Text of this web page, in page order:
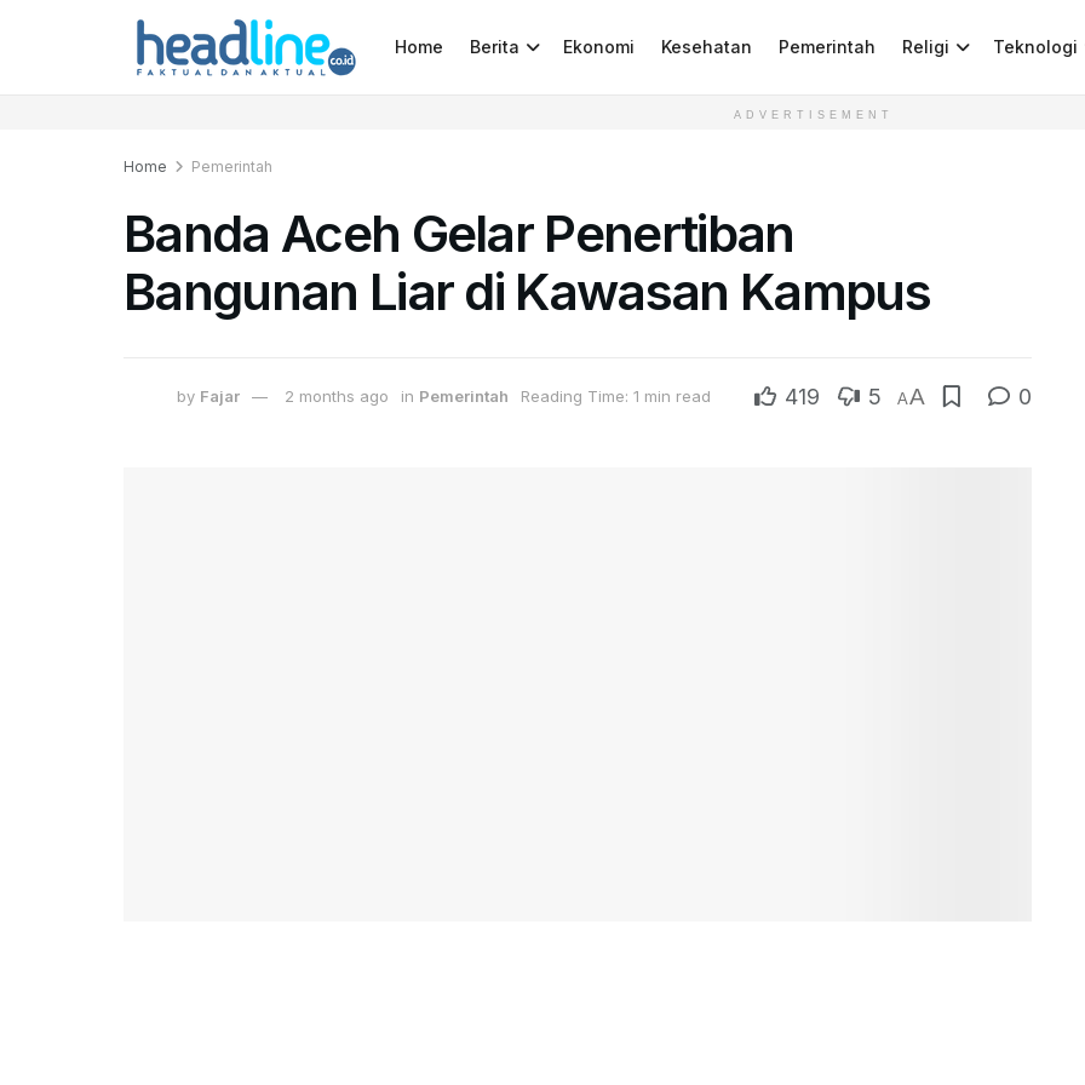
Home Berita Ekonomi Kesehatan Pemerintah Religi Teknologi
ADVERTISEMENT
Home Pemerintah
Banda Aceh Gelar Penertiban
Bangunan Liar di Kawasan Kampus
by Fajar 2 months ago in Pemerintah Reading Time: 1 min read 419 5 AA 0